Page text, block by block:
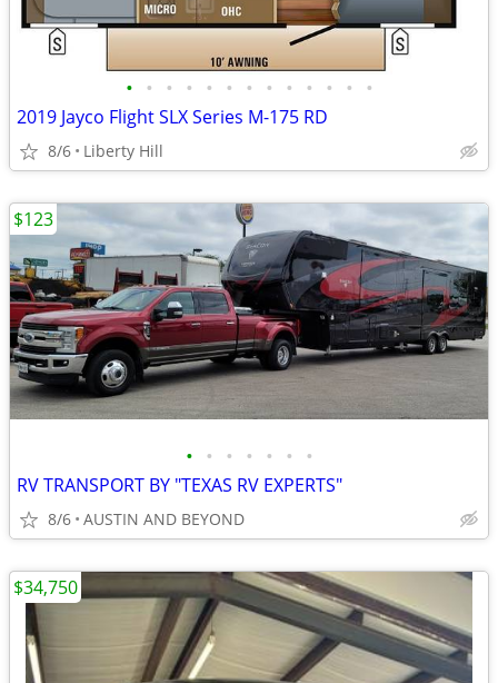
• • • • • • • • • • • • •
2019 Jayco Flight SLX Series M-175 RD
8/6 Liberty Hill
• • • • • • •
RV TRANSPORT BY "TEXAS RV EXPERTS"
8/6 AUSTIN AND BEYOND
$123
$34,750